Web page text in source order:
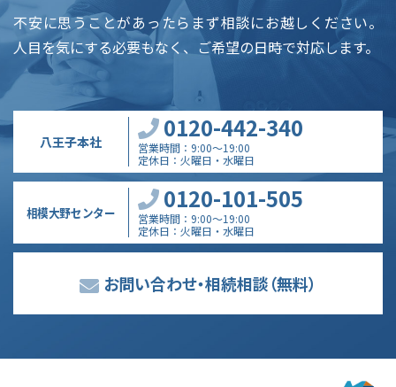
不安に思うことがあったらまず相談にお越しください。
人目を気にする必要もなく、ご希望の日時で対応します。
八王子本社 0120-442-340
営業時間
9:00～19:00
定休日
火曜日・水曜日
相模大野センター 0120-101-505
営業時間
9:00～19:00
定休日
火曜日・水曜日
お問い合わせ・相続相談（無料）